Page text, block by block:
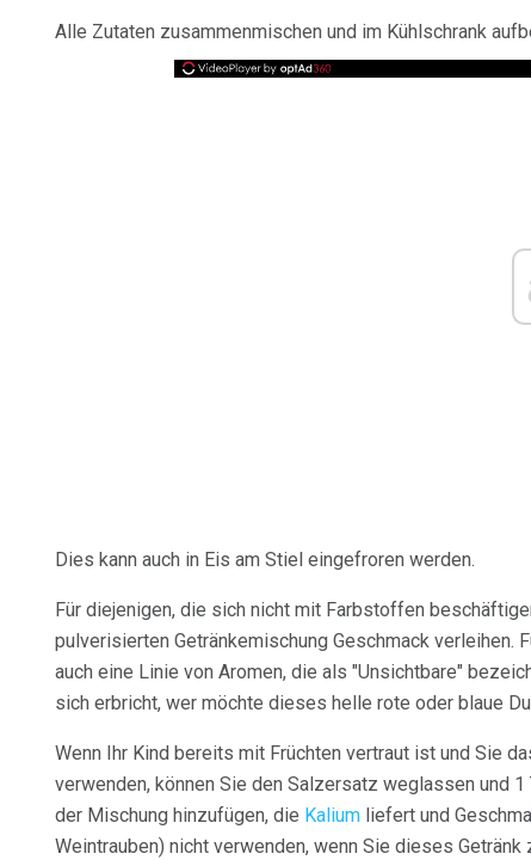
Alle Zutaten zusammenmischen und im Kühlschrank
Dies kann auch in Eis am Stiel eingefroren werden.
Für diejenigen, die sich nicht mit Farbstoffen
pulverisierten Getränkemischung Geschmack verleihen.
auch eine Linie von Aromen, die als "Unsichtbare"
sich erbricht, wer möchte dieses helle rote oder blaue
Wenn Ihr Kind bereits mit Früchten vertraut ist und Sie
verwenden, können Sie den Salzersatz weglassen und
der Mischung hinzufügen, die Kalium liefert und
Weintrauben) nicht verwenden, wenn Sie dieses